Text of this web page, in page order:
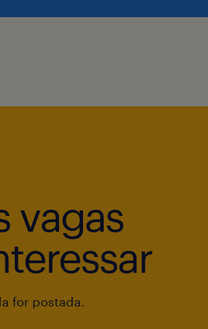
vagas
for postada.